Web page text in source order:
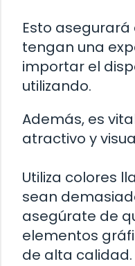
Esto
tengan una
importar el
utilizando.
Además, es
atractivo y
Utiliza colores
sean
asegúrate de
elementos
de alta calidad.